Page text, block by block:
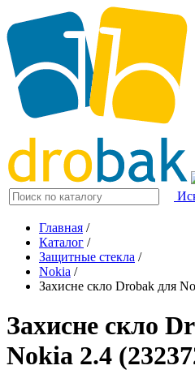
Главная /
Каталог /
Защитные стекла /
Nokia /
Захисне скло Drobak для
Захисне скло
Nokia 2.4